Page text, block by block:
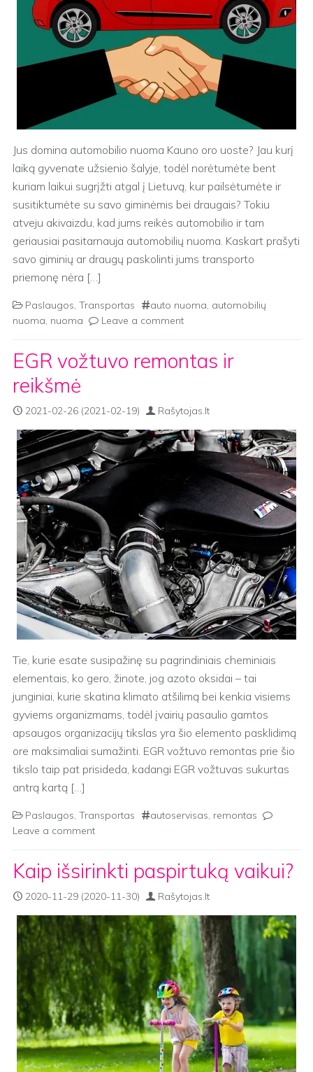
Jus domina automobilio nuoma Kauno oro uoste? Jau kurį
laiką gyvenate užsienio šalyje, todėl norėtumėte bent
kuriam laikui sugrįžti atgal į Lietuvą, kur pailsėtumėte ir
susitiktumėte su savo giminėmis bei draugais? Tokiu
atveju akivaizdu, kad jums reikės automobilio ir tam
geriausiai pasitarnauja automobilių nuoma. Kaskart prašyti
savo giminių ar draugų paskolinti jums transporto
priemonę nėra […]
Paslaugos, Transportas auto nuoma, automobilių
nuoma, nuoma Leave a comment
EGR vožtuvo remontas ir
reikšmė
2021-02-26 (2021-02-19) Rašytojas.lt
Tie, kurie esate susipažinę su pagrindiniais cheminiais
elementais, ko gero, žinote, jog azoto oksidai – tai
junginiai, kurie skatina klimato atšilimą bei kenkia visiems
gyviems organizmams, todėl įvairių pasaulio gamtos
apsaugos organizacijų tikslas yra šio elemento pasklidimą
ore maksimaliai sumažinti. EGR vožtuvo remontas prie šio
tikslo taip pat prisideda, kadangi EGR vožtuvas sukurtas
antrą kartą […]
Paslaugos, Transportas autoservisas, remontas
Leave a comment
Kaip išsirinkti paspirtuką vaikui?
2020-11-29 (2020-11-30) Rašytojas.lt